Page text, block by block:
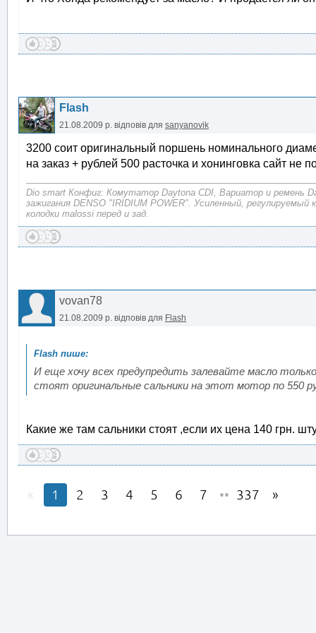
Flash
21.08.2009 р. відповів для sanyanovik
3200 соит оригинальный поршень номинального
на заказ + рублей 500 расточка и хонинговка сайт
Dio smart Конфиг: Комутатор Daytona CDI, Вариатор и ремень
зажигания DENSO "IRIDIUM POWER". Усиленный,
колодки malossi перед и зад.
vovan78
21.08.2009 р. відповів для Flash
И еще хочу всех предупредить залевайте масло
стоят оригинальные сальники на этот мотор по 550
Какие же там сальники стоят ,если их цена 140 грн.
1 2 3 4 5 6 7 •• 337